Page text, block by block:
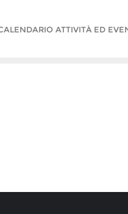
ATTIVITÀ ED